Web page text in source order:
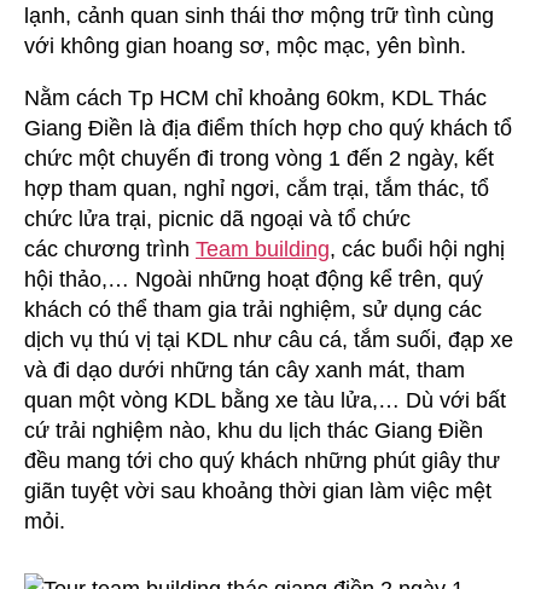
lạnh, cảnh quan sinh thái thơ mộng trữ tình cùng
với không gian hoang sơ, mộc mạc, yên bình.
Nằm cách Tp HCM chỉ khoảng 60km, KDL Thác
Giang Điền là địa điểm thích hợp cho quý khách tổ
chức một chuyến đi trong vòng 1 đến 2 ngày, kết
hợp tham quan, nghỉ ngơi, cắm trại, tắm thác, tổ
chức lửa trại, picnic dã ngoại và tổ chức
các chương trình Team building, các buổi hội nghị
hội thảo,… Ngoài những hoạt động kể trên, quý
khách có thể tham gia trải nghiệm, sử dụng các
dịch vụ thú vị tại KDL như câu cá, tắm suối, đạp xe
và đi dạo dưới những tán cây xanh mát, tham
quan một vòng KDL bằng xe tàu lửa,… Dù với bất
cứ trải nghiệm nào, khu du lịch thác Giang Điền
đều mang tới cho quý khách những phút giây thư
giãn tuyệt vời sau khoảng thời gian làm việc mệt
mỏi.